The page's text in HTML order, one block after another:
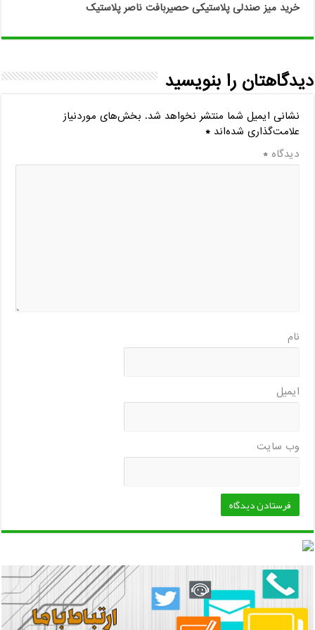
خرید میز صندلی پلاستیکی حصیربافت ناصر پلاستیک
دیدگاهتان را بنویسید
نشانی ایمیل شما منتشر نخواهد شد. بخش‌های موردنیاز
علامت‌گذاری شده‌اند*
دیدگاه*
نام
ایمیل
وب‌ سایت